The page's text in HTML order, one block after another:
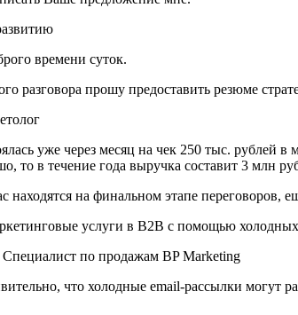
времени суток.
разговора прошу предоставить резюме
уже через месяц на чек 250 тыс. рублей
то в течение года выручка составит 3 млн
находятся на финальном этапе
по продажам BP Marketing
что холодные email-рассылки могут